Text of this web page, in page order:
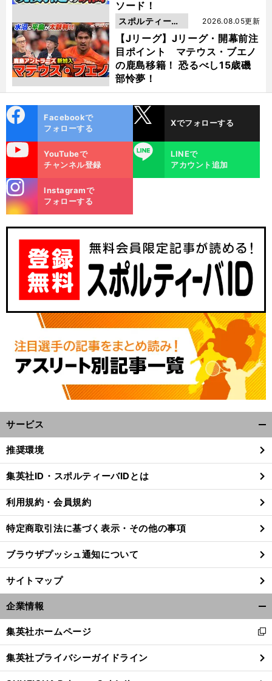
ソード！
【Jリーグ】Jリーグ・開幕前注
目ポイント マテウス・ブエノ
の鹿島移籍！ 恐るべし15歳磯
部怜夢！
2026.08.05更新
スポルティーバ
動画
ok
Facebookで
フォローする
Xでフォローする
YouTubeで
チャンネル登録
LINE
LINEで
アカウント追加
m
Instagramで
フォローする
サービス
閉
る
推奨環境
集英社ID・スポルティーバIDとは
利用規約・会員規約
特定商取引法に基づく表示・その他の事項
ブラウザプッシュ通知について
サイトマップ
企業情報
閉
る
集英社ホームページ
新
し
い
ウ
集英社プライバシーガイドライン